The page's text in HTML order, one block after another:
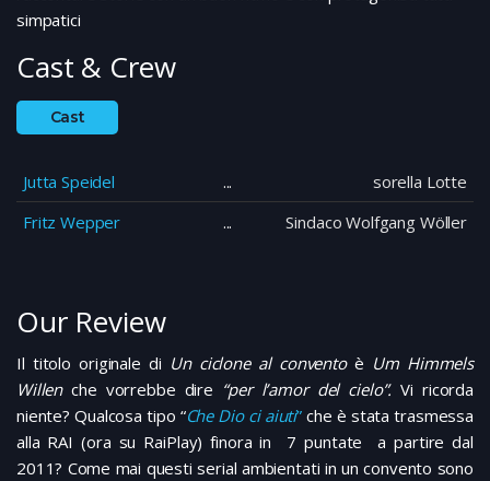
simpatici
Cast & Crew
Cast
Jutta Speidel
sorella Lotte
Fritz Wepper
Sindaco Wolfgang Wöller
Our Review
Il titolo originale di Un ciclone al conventoè Um Himmels
Willenche vorrebbe dire “per l’amor del cielo”.Vi ricorda
niente? Qualcosa tipo “Che Dio ci aiuti”che è stata trasmessa
alla RAI (ora su RaiPlay) finora in 7 puntate a partire dal
2011? Come mai questi serial ambientati in un convento sono